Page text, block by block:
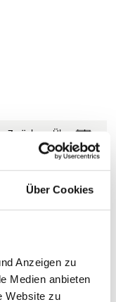
Über Cookies
Anzeigen zu
Medien anbieten
Website zu
< Zurück zur Übersicht